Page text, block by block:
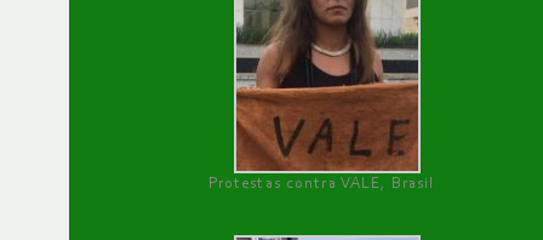
Protestas contra VALE, Brasil